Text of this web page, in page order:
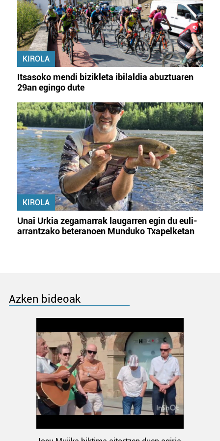
buruzko informazio gehiago eta ezarri zure lehentasunak
datuen atalean. Edozein unetan alda edo ken dezakezu
zure baimena Cookieen adierazpenean.
Webgune honek cookie propioak eta hirugarrenen cookie-
fitxategiak erabiltzen ditu. Zure esperientzia eta
zerbitzuak hobetzeko asmoz, cookie teknologiaz
baliatzen gara. Ohar hau onartuz gero, teknologia hori
erabiltzeko baimen esplizitua ematen diguzu.Gehiago
irakurri
KIROLA
Itsasoko mendi bizikleta ibilaldia abuztuaren
29an egingo dute
KIROLA
Unai Urkia zegamarrak laugarren egin du euli-
arrantzako beteranoen Munduko Txapelketan
Azken bideoak